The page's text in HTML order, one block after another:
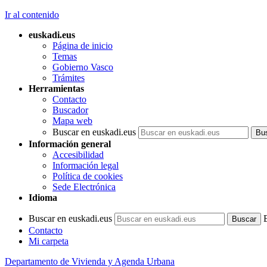
Ir al contenido
euskadi.eus
Página de inicio
Temas
Gobierno Vasco
Trámites
Herramientas
Contacto
Buscador
Mapa web
Buscar en euskadi.eus
Información general
Accesibilidad
Información legal
Política de cookies
Sede Electrónica
Idioma
Buscar en euskadi.eus
Contacto
Mi carpeta
Departamento de Vivienda y Agenda Urbana